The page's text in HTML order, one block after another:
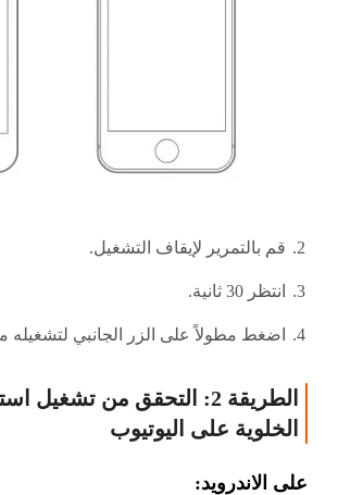
قم بالتمرير لإيقاف التشغيل.
انتظر 30 ثانية.
اضغط مطولاً على الزر الجانبي لتشغيله
الطريقة 2: التحقق من تشغيل
الخلوية على اليوتيوب
على الاندرويد: